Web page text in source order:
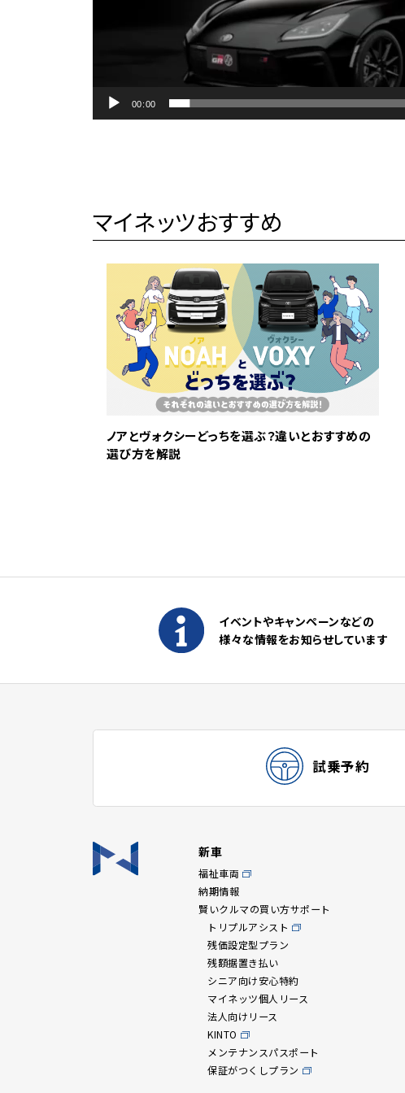
00:00
マイネッツおすすめ
ノアとヴォクシーどっちを選ぶ？違いとおすすめの
選び方を解説
イベントやキャンペーンなどの
様々な情報をお知らせしています
試乗予約
新車
福祉車両
納期情報
賢いクルマの買い方サポート
トリプルアシスト
残価設定型プラン
残額据置き払い
シニア向け安心特約
マイネッツ個人リース
法人向けリース
KINTO
メンテナンスパスポート
保証がつくしプラン